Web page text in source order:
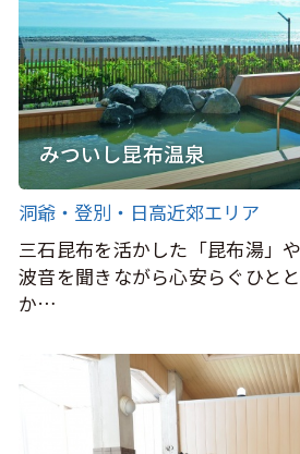
みついし昆布温泉
洞爺・登別・日高近郊エリア
三石昆布を活かした「昆布湯」
波音を聞きながら心安らぐひと
か…